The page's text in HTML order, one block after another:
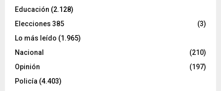
Educación (2.128)
Elecciones 385
(3)
Lo más leído (1.965)
Nacional
(210)
Opinión
(197)
Policía (4.403)